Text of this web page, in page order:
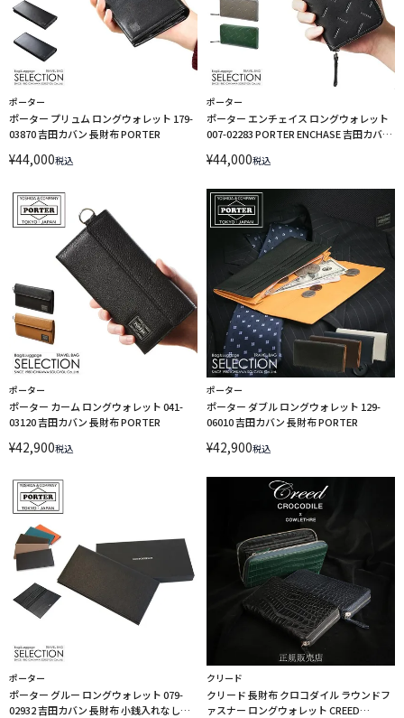
ポーター
ポーター プリュム ロングウォレット 179-
03870 吉田カバン 長財布 PORTER
¥44,000税込
ポーター
ポーター エンチェイス ロングウォレット
007-02283 PORTER ENCHASE 吉田カバン
¥44,000税込
ポーター
ポーター カーム ロングウォレット 041-
03120 吉田カバン 長財布 PORTER
¥42,900税込
ポーター
ポーター ダブル ロングウォレット 129-
06010 吉田カバン 長財布 PORTER
¥42,900税込
ポーター
ポーター グルー ロングウォレット 079-
02932 吉田カバン 長財布 小銭入れなし
クリード
クリード 長財布 クロコダイル ラウンドフ
ァスナー ロングウォレット CREED